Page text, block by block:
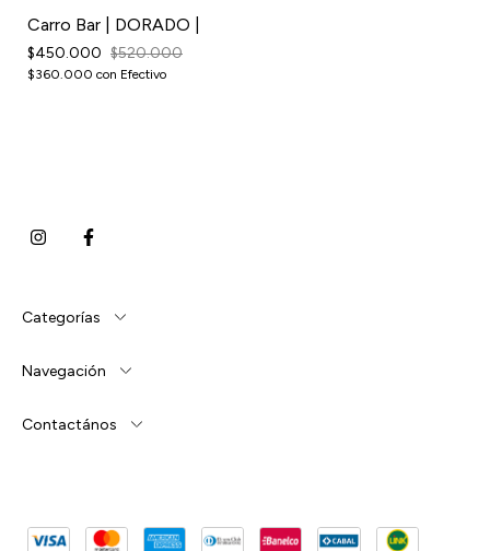
Carro Bar | DORADO |
$450.000 $520.000
$360.000 con Efectivo
Categorías
Navegación
Contactános